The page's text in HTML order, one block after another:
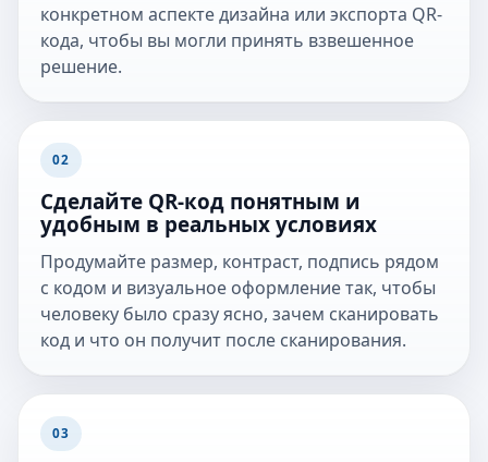
конкретном аспекте дизайна или экспорта QR-
кода, чтобы вы могли принять взвешенное
решение.
02
Сделайте QR-код понятным и
удобным в реальных условиях
Продумайте размер, контраст, подпись рядом
с кодом и визуальное оформление так, чтобы
человеку было сразу ясно, зачем сканировать
код и что он получит после сканирования.
03